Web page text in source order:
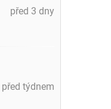
před 3 dny
před týdnem